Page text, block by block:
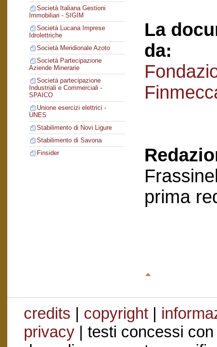
Società Italiana Gestioni
Immobiliari - SIGIM
Società Lucana Imprese
Idrolettriche
Società Meridionale Azoto
Società Partecipazione
Aziende Minerarie
Società partecipazione
Industriali e Commerciali -
SPAICO
Unione esercizi elettrici -
UNES
Stabilimento di Novi Ligure
Stabilimento di Savona
Finsider
La
da:
prima
credits | copyright|
privacy| testi concessi